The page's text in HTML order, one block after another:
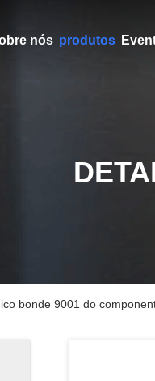
nós produtos
bonde 9001 do